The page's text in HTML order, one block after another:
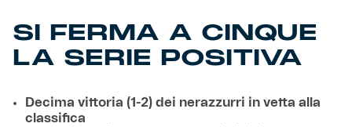
SI FERMA A CINQUE
LA SERIE POSITIVA
Decima vittoria (1-2) dei nerazzurri in vetta alla
classifica